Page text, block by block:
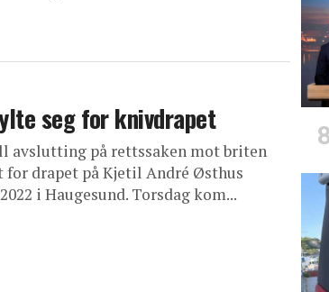
seg for knivdrapet
avslutting på rettssaken mot briten
drapet på Kjetil André Østhus
i Haugesund. Torsdag kom...